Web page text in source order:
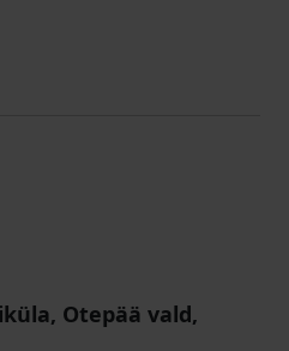
Otepää vald,